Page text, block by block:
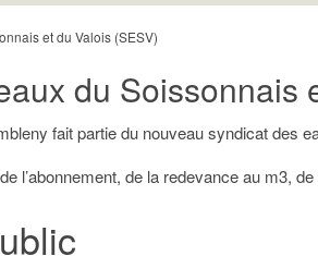
et du Valois (SESV)
du Soissonnais
fait partie du nouveau syndicat des
l’abonnement, de la redevance au m3,